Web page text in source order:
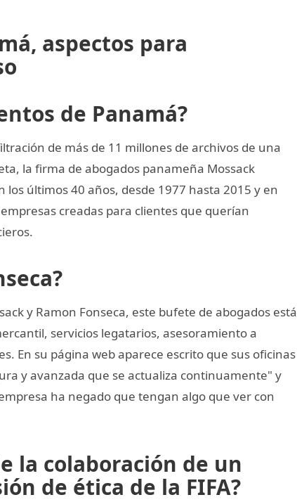
aspectos para
de Panamá?
de más de 11 millones de archivos de una
la firma de abogados panameña Mossack
últimos 40 años, desde 1977 hasta 2015 y en
creadas para clientes que querían
y Ramon Fonseca, este bufete de abogados está
servicios legatarios, asesoramiento a
En su página web aparece escrito que sus oficinas
y avanzada que se actualiza continuamente" y
ha negado que tengan algo que ver con
la colaboración de un
de ética de la FIFA?